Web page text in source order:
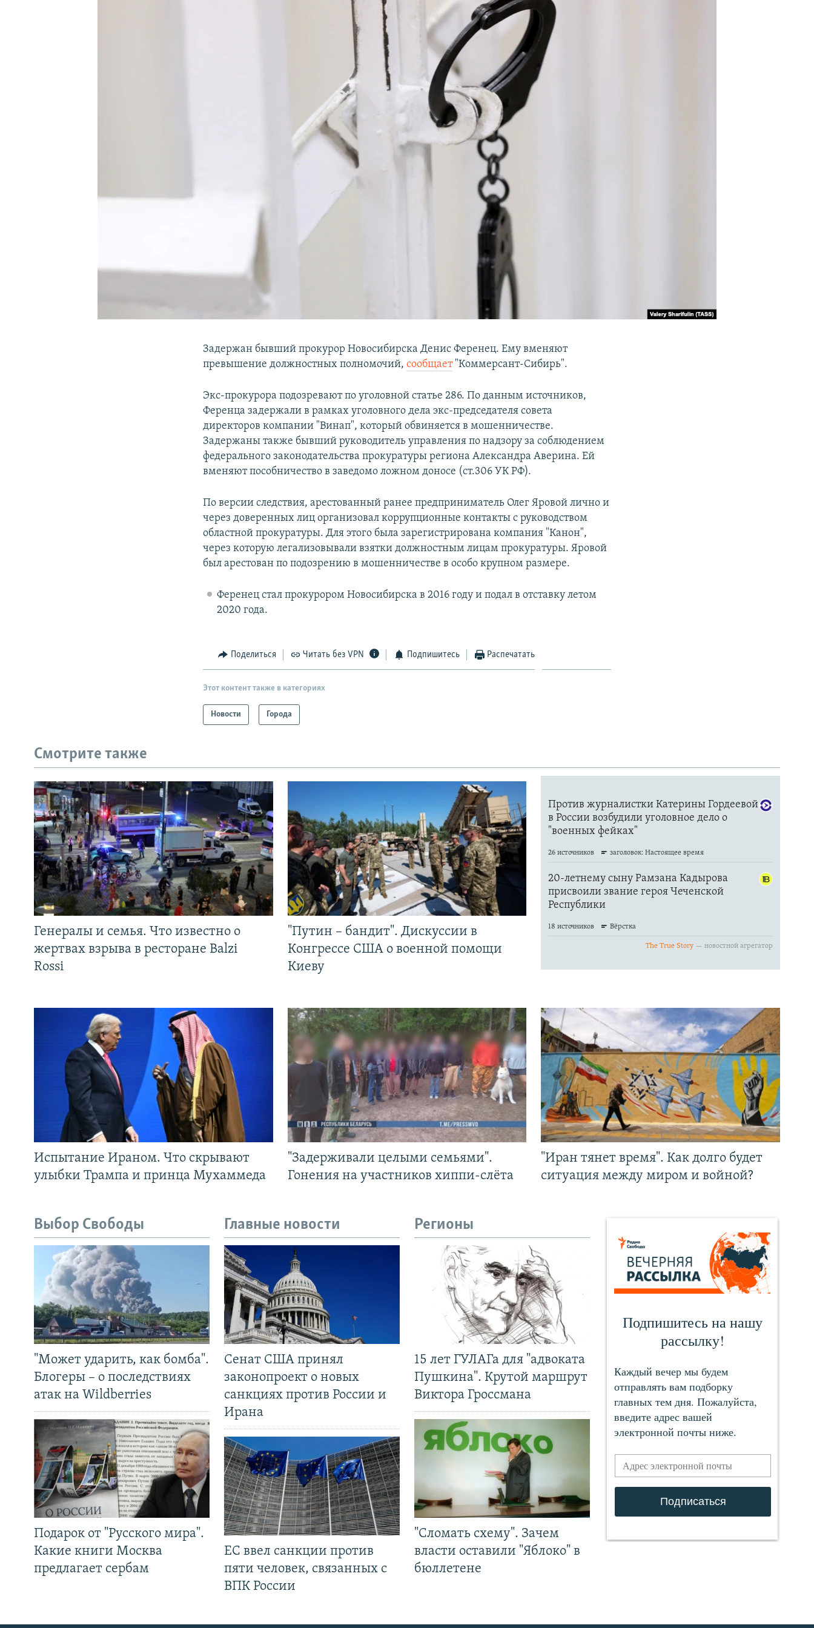
Задержан бывший прокурор Новосибирска Денис Ференец. Ему вменяют
превышение должностных полномочий,сообщает"Коммерсант-Сибирь".
Экс-прокурора подозревают по уголовной статье 286. По данным источников,
Ференца задержали в рамках уголовного дела экс-председателя совета
директоров компании "Винап", который обвиняется в мошенничестве.
Задержаны также бывший руководитель управления по надзору за соблюдением
федерального законодательства прокуратуры региона Александра Аверина. Ей
вменяют пособничество в заведомо ложном доносе (ст.306 УК РФ).
По версии следствия, арестованный ранее предприниматель Олег Яровой лично и
через доверенных лиц организовал коррупционные контакты с руководством
областной прокуратуры. Для этого была зарегистрирована компания "Канон",
через которую легализовывали взятки должностным лицам прокуратуры. Яровой
был арестован по подозрению в мошенничестве в особо крупном размере.
Ференец стал прокурором Новосибирска в 2016 году и подал в отставку летом
2020 года.
Поделиться Читать без VPN Подпишитесь Распечатать
Этот контент также в категориях
Новости Города
Смотрите также
Генералы и семья. Что известно о
жертвах взрыва в ресторане Balzi
Rossi
"Путин – бандит". Дискуссии в
Конгрессе США о военной помощи
Киеву
Испытание Ираном. Что скрывают
улыбки Трампа и принца Мухаммеда
"Задерживали целыми семьями".
Гонения на участников хиппи-слёта
"Иран тянет время". Как долго будет
ситуация между миром и войной?
Выбор Свободы
"Может ударить, как бомба".
Блогеры – о последствиях
атак на Wildberries
Подарок от "Русского мира".
Какие книги Москва
предлагает сербам
Главные новости
Сенат США принял
законопроект о новых
санкциях против России и
Ирана
ЕС ввел санкции против
пяти человек, связанных с
ВПК России
Регионы
15 лет ГУЛАГа для "адвоката
Пушкина". Крутой маршрут
Виктора Гроссмана
"Сломать схему". Зачем
власти оставили "Яблоко" в
бюллетене